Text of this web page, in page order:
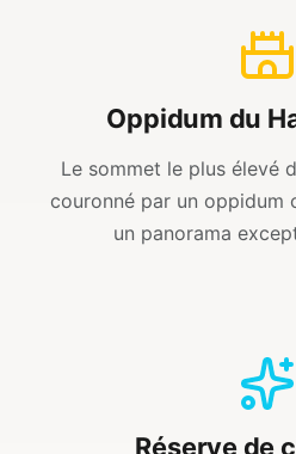
Oppidum du
Le sommet le plus élevé
couronné par un
un panorama
Réserve de